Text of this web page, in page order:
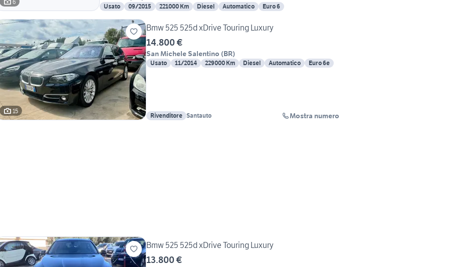
6
Usato 09/2015 221000 Km Diesel Automatico Euro 6
15
Bmw 525 525d xDrive Touring Luxury
14.800 €
San Michele Salentino (BR)
Usato 11/2014 229000 Km Diesel Automatico Euro 6e
Rivenditore Santauto Mostra numero
Bmw 525 525d xDrive Touring Luxury
13.800 €